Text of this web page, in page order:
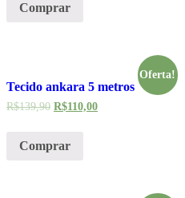
Comprar
Oferta!
Tecido ankara 5 metros
R$139,90 R$110,00
Comprar